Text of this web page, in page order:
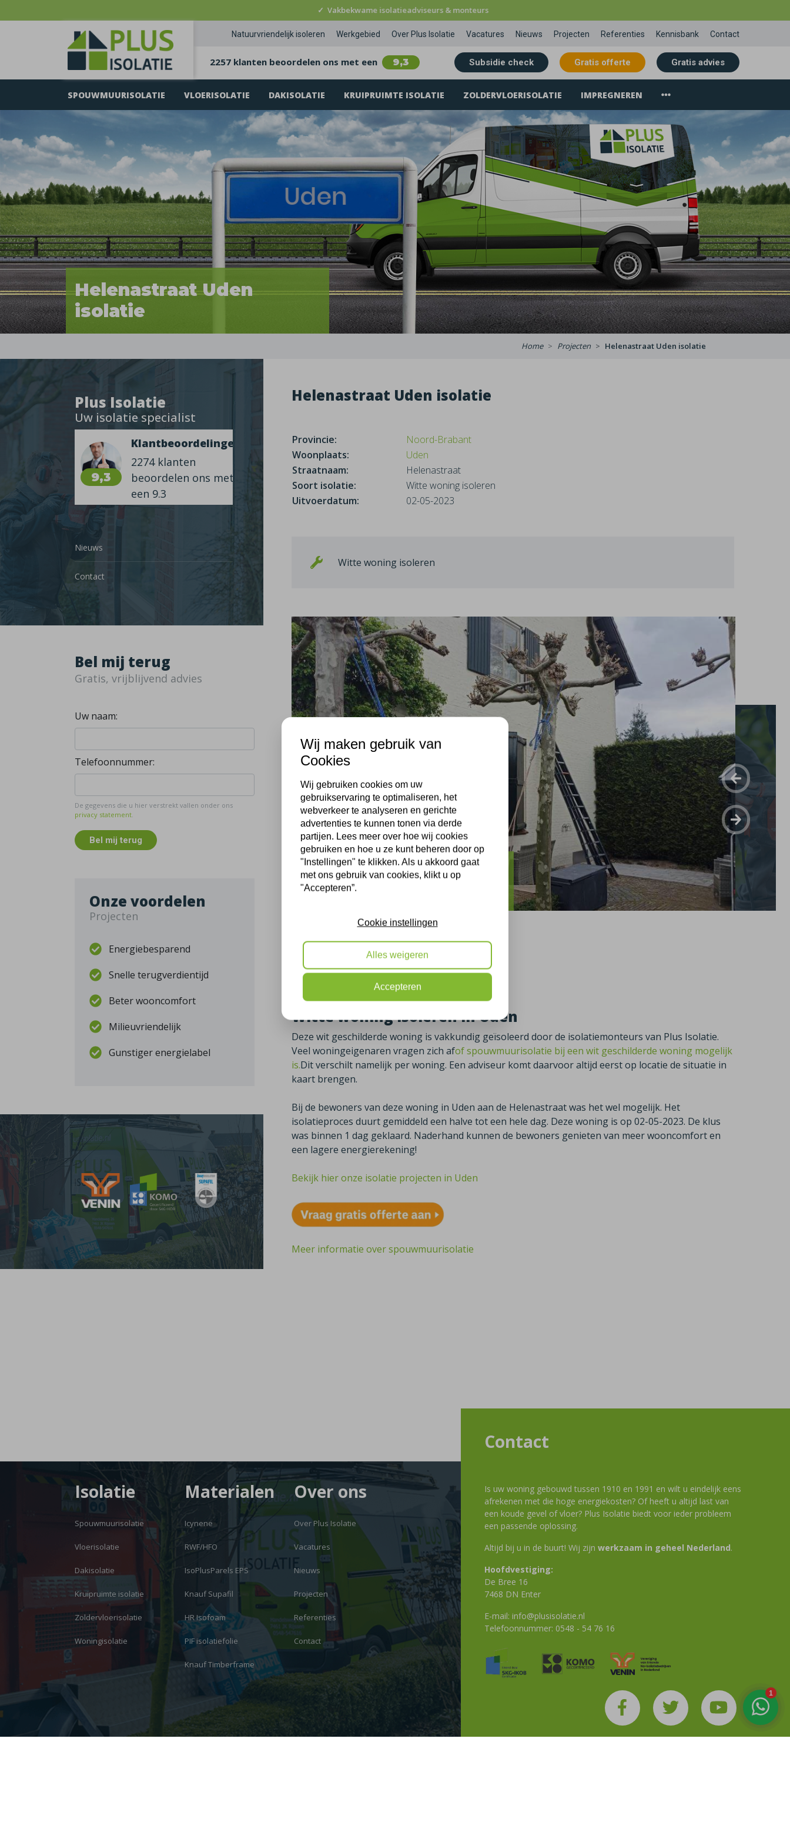
✓ Vakbekwame isolatieadviseurs & monteurs
Natuurvriendelijk isoleren Werkgebied Over Plus Isolatie Vacatures Nieuws Projecten Referenties Kennisbank Contact
2257 klanten beoordelen ons met een 9,3 Subsidie check Gratis offerte Gratis advies
SPOUWMUURISOLATIE VLOERISOLATIE DAKISOLATIE KRUIPRUIMTE ISOLATIE ZOLDERVLOERISOLATIE IMPREGNEREN
Helenastraat Uden
isolatie
Home Projecten Helenastraat Uden isolatie
Plus Isolatie
Uw isolatie specialist
9,3
Klantbeoordelingen
2274 klanten
beoordelen ons met
een 9.3
Nieuws
Contact
Bel mij terug
Gratis, vrijblijvend advies
Uw naam:
Telefoonnummer:
De gegevens die u hier verstrekt vallen onder ons
privacy statement.
Bel mij terug
Onze voordelen
Projecten
Energiebesparend
Snelle terugverdientijd
Beter wooncomfort
Milieuvriendelijk
Gunstiger energielabel
Helenastraat Uden isolatie
Provincie:
Noord-Brabant
Woonplaats:
Uden
Straatnaam:
Helenastraat
Soort isolatie:
Witte woning isoleren
Uitvoerdatum:
02-05-2023
Witte woning isoleren
Uden
Helenastraat Uden isolatie
Uden, 02-05-2023
Witte woning isoleren in Uden
Deze wit geschilderde woning is vakkundig geïsoleerd door de isolatiemonteurs van Plus Isolatie.
Veel woningeigenaren vragen zich afof spouwmuurisolatie bij een wit geschilderde woning mogelijk
is.Dit verschilt namelijk per woning. Een adviseur komt daarvoor altijd eerst op locatie de situatie in
kaart brengen.
Bij de bewoners van deze woning in Uden aan de Helenastraat was het wel mogelijk. Het
isolatieproces duurt gemiddeld een halve tot een hele dag. Deze woning is op 02-05-2023. De klus
was binnen 1 dag geklaard. Naderhand kunnen de bewoners genieten van meer wooncomfort en
een lagere energierekening!
Bekijk hier onze isolatie projecten in Uden
Meer informatie over spouwmuurisolatie
Isolatie
Spouwmuurisolatie
Vloerisolatie
Dakisolatie
Kruipruimte isolatie
Zoldervloerisolatie
Woningisolatie
Materialen
Icynene
RWF/HFO
IsoPlusParels EPS
Knauf Supafil
HR Isofoam
PIF isolatiefolie
Knauf Timberframe
Over ons
Over Plus Isolatie
Vacatures
Nieuws
Projecten
Referenties
Contact
Contact
Is uw woning gebouwd tussen 1910 en 1991 en wilt u eindelijk eens
afrekenen met die hoge energiekosten? Of heeft u altijd last van
een koude gevel of vloer? Plus Isolatie biedt voor ieder probleem
een passende oplossing.
Altijd bij u in de buurt! Wij zijn werkzaam in geheel Nederland.
Hoofdvestiging:
De Bree 16
7468 DN Enter
E-mail: info@plusisolatie.nl
Telefoonnummer: 0548 - 54 76 16
Wij maken gebruik van
Cookies
Wij gebruiken cookies om uw
gebruikservaring te optimaliseren, het
webverkeer te analyseren en gerichte
advertenties te kunnen tonen via derde
partijen. Lees meer over hoe wij cookies
gebruiken en hoe u ze kunt beheren door op
"Instellingen" te klikken. Als u akkoord gaat
met ons gebruik van cookies, klikt u op
"Accepteren”.
Cookie instellingen
Alles weigeren
Accepteren